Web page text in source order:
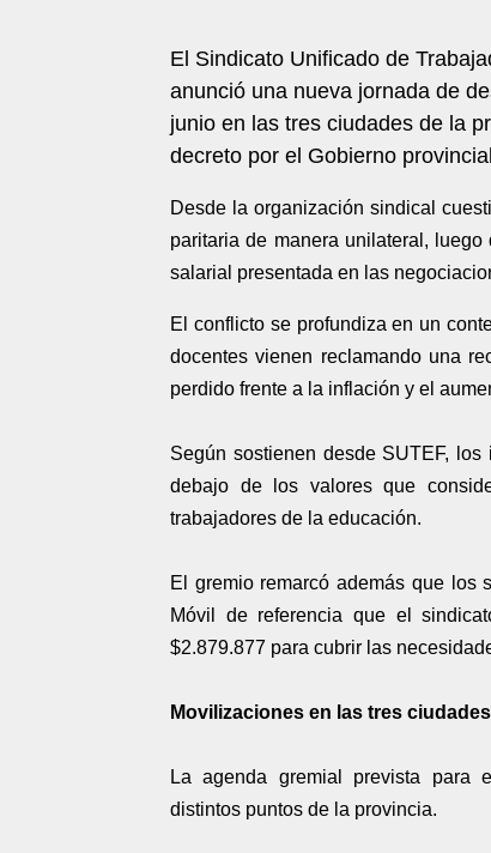
El Sindicato Unificado de
anunció una nueva jornada de
junio en las tres ciudades de la
decreto por el Gobierno
Desde la organización sindical
paritaria de manera unilateral,
salarial presentada en las
El conflicto se profundiza en un
docentes vienen reclamando una
perdido frente a la inflación y el
Según sostienen desde SUTEF,
debajo de los valores que
trabajadores de la educación.
El gremio remarcó además que los
Móvil de referencia que el
$2.879.877 para cubrir las
Movilizaciones en las tres ciudades
La agenda gremial prevista para
distintos puntos de la provincia.